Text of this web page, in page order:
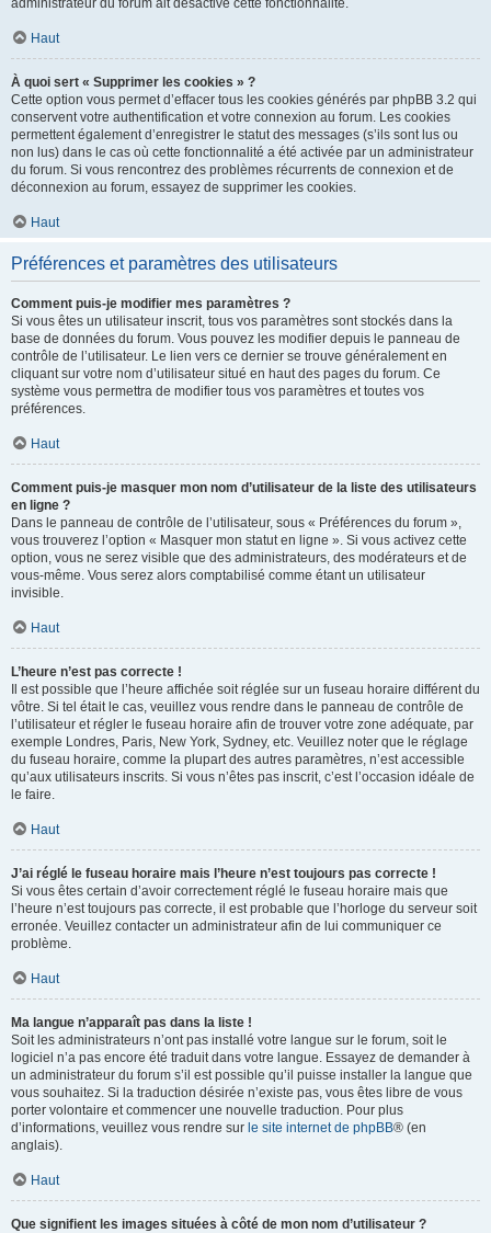
administrateur du forum ait désactivé cette fonctionnalité.
Haut
À quoi sert « Supprimer les cookies » ?
Cette option vous permet d’effacer tous les cookies générés par phpBB 3.2 qui
conservent votre authentification et votre connexion au forum. Les cookies
permettent également d’enregistrer le statut des messages (s’ils sont lus ou
non lus) dans le cas où cette fonctionnalité a été activée par un administrateur
du forum. Si vous rencontrez des problèmes récurrents de connexion et de
déconnexion au forum, essayez de supprimer les cookies.
Haut
Préférences et paramètres des utilisateurs
Comment puis-je modifier mes paramètres ?
Si vous êtes un utilisateur inscrit, tous vos paramètres sont stockés dans la
base de données du forum. Vous pouvez les modifier depuis le panneau de
contrôle de l’utilisateur. Le lien vers ce dernier se trouve généralement en
cliquant sur votre nom d’utilisateur situé en haut des pages du forum. Ce
système vous permettra de modifier tous vos paramètres et toutes vos
préférences.
Haut
Comment puis-je masquer mon nom d’utilisateur de la liste des utilisateurs
en ligne ?
Dans le panneau de contrôle de l’utilisateur, sous « Préférences du forum »,
vous trouverez l’option « Masquer mon statut en ligne ». Si vous activez cette
option, vous ne serez visible que des administrateurs, des modérateurs et de
vous-même. Vous serez alors comptabilisé comme étant un utilisateur
invisible.
Haut
L’heure n’est pas correcte !
Il est possible que l’heure affichée soit réglée sur un fuseau horaire différent du
vôtre. Si tel était le cas, veuillez vous rendre dans le panneau de contrôle de
l’utilisateur et régler le fuseau horaire afin de trouver votre zone adéquate, par
exemple Londres, Paris, New York, Sydney, etc. Veuillez noter que le réglage
du fuseau horaire, comme la plupart des autres paramètres, n’est accessible
qu’aux utilisateurs inscrits. Si vous n’êtes pas inscrit, c’est l’occasion idéale de
le faire.
Haut
J’ai réglé le fuseau horaire mais l’heure n’est toujours pas correcte !
Si vous êtes certain d’avoir correctement réglé le fuseau horaire mais que
l’heure n’est toujours pas correcte, il est probable que l’horloge du serveur soit
erronée. Veuillez contacter un administrateur afin de lui communiquer ce
problème.
Haut
Ma langue n’apparaît pas dans la liste !
Soit les administrateurs n’ont pas installé votre langue sur le forum, soit le
logiciel n’a pas encore été traduit dans votre langue. Essayez de demander à
un administrateur du forum s’il est possible qu’il puisse installer la langue que
vous souhaitez. Si la traduction désirée n’existe pas, vous êtes libre de vous
porter volontaire et commencer une nouvelle traduction. Pour plus
d’informations, veuillez vous rendre sur le site internet de phpBB® (en
anglais).
Haut
Que signifient les images situées à côté de mon nom d’utilisateur ?